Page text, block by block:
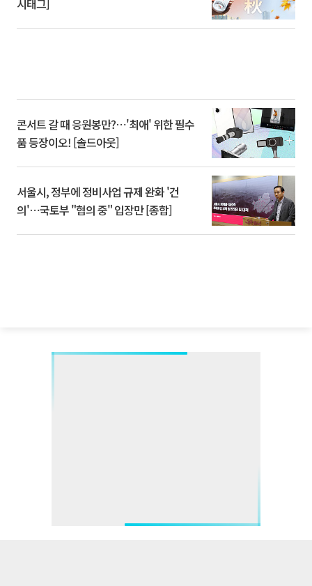
시태그]
콘서트 갈 때 응원봉만?⋯'최애' 위한 필수
품 등장이오! [솔드아웃]
서울시, 정부에 정비사업 규제 완화 '건
의'⋯국토부 "협의 중" 입장만 [종합]